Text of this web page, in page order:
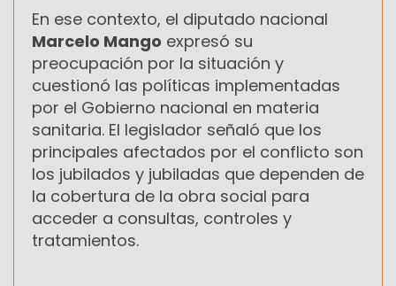
En ese contexto, el diputado nacional
Marcelo Mango expresó su
preocupación por la situación y
cuestionó las políticas implementadas
por el Gobierno nacional en materia
sanitaria. El legislador señaló que los
principales afectados por el conflicto son
los jubilados y jubiladas que dependen de
la cobertura de la obra social para
acceder a consultas, controles y
tratamientos.